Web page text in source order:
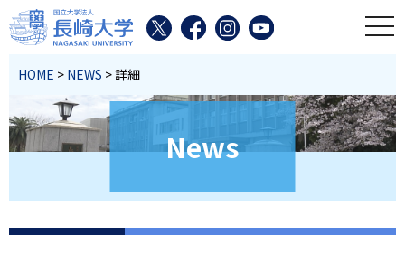
HOME > NEWS > 詳細
News